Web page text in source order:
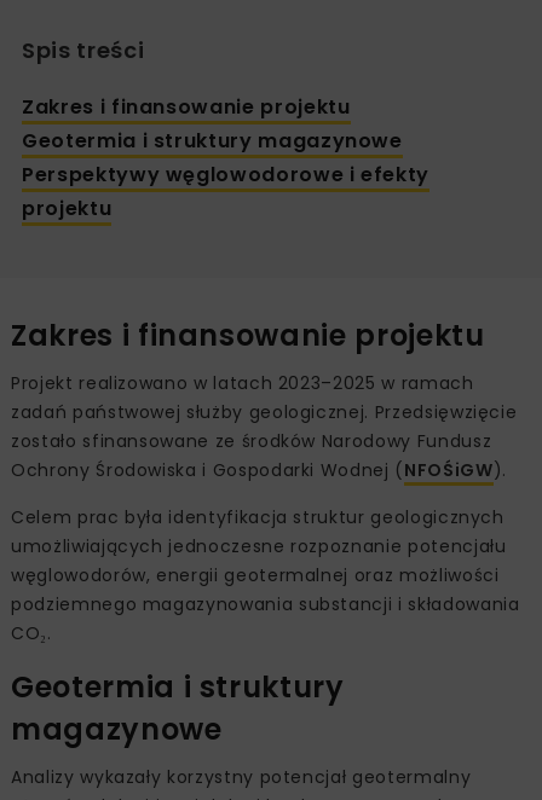
Spis treści
Zakres i finansowanie projektu
Geotermia i struktury magazynowe
Perspektywy węglowodorowe i efekty
projektu
Zakres i finansowanie projektu
Projekt realizowano w latach 2023–2025 w ramach
zadań państwowej służby geologicznej. Przedsięwzięcie
zostało sfinansowane ze środków Narodowy Fundusz
Ochrony Środowiska i Gospodarki Wodnej (NFOŚiGW).
Celem prac była identyfikacja struktur geologicznych
umożliwiających jednoczesne rozpoznanie potencjału
węglowodorów, energii geotermalnej oraz możliwości
podziemnego magazynowania substancji i składowania
CO₂.
Geotermia i struktury
magazynowe
Analizy wykazały korzystny potencjał geotermalny